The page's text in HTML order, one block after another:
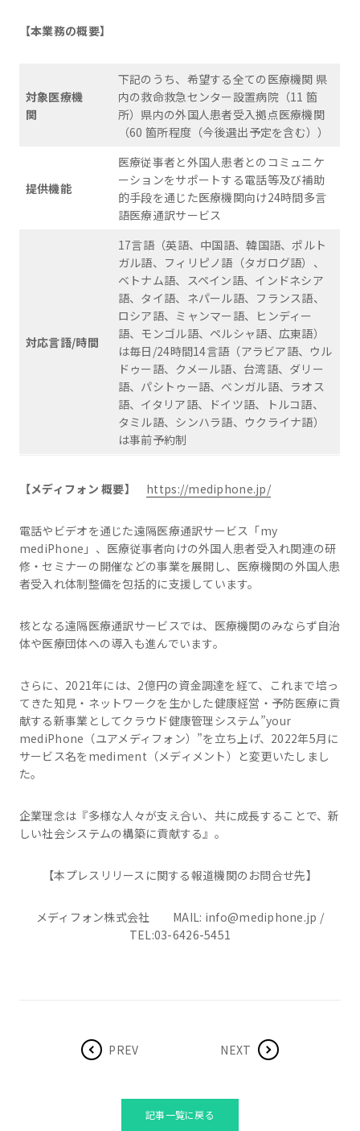
【本業務の概要】
対象医療機
関
下記のうち、希望する全ての医療機関 県
内の救命救急センター設置病院（11 箇
所）県内の外国人患者受入拠点医療機関
（60 箇所程度（今後選出予定を含む））
提供機能
医療従事者と外国人患者とのコミュニケ
ーションをサポートする電話等及び補助
的手段を通じた医療機関向け24時間多言
語医療通訳サービス
対応言語/時間
17言語（英語、中国語、韓国語、ポルト
ガル語、フィリピノ語（タガログ語）、
ベトナム語、スペイン語、インドネシア
語、タイ語、ネパール語、フランス語、
ロシア語、ミャンマー語、ヒンディー
語、モンゴル語、ペルシャ語、広東語）
は毎日/24時間14言語（アラビア語、ウル
ドゥー語、クメール語、台湾語、ダリー
語、パシトゥー語、ベンガル語、ラオス
語、イタリア語、ドイツ語、トルコ語、
タミル語、シンハラ語、ウクライナ語）
は事前予約制
【メディフォン 概要】 https://mediphone.jp/
電話やビデオを通じた遠隔医療通訳サービス「my
mediPhone」、医療従事者向けの外国人患者受入れ関連の研
修・セミナーの開催などの事業を展開し、医療機関の外国人患
者受入れ体制整備を包括的に支援しています。
核となる遠隔医療通訳サービスでは、医療機関のみならず自治
体や医療団体への導入も進んでいます。
さらに、2021年には、2億円の資金調達を経て、これまで培っ
てきた知見・ネットワークを生かした健康経営・予防医療に貢
献する新事業としてクラウド健康管理システム”your
mediPhone（ユアメディフォン）”を立ち上げ、2022年5月に
サービス名をmediment（メディメント）と変更いたしまし
た。
企業理念は『多様な人々が支え合い、共に成長することで、新
しい社会システムの構築に貢献する』。
【本プレスリリースに関する報道機関のお問合せ先】
メディフォン株式会社 MAIL: info@mediphone.jp /
TEL:03-6426-5451
PREV NEXT
記事一覧に戻る